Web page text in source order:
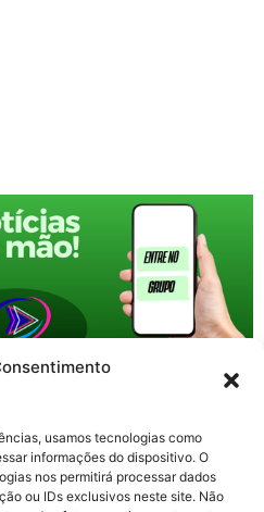
usamos tecnologias como
informações do dispositivo. O
nos permitirá processar dados
ou IDs exclusivos neste site. Não